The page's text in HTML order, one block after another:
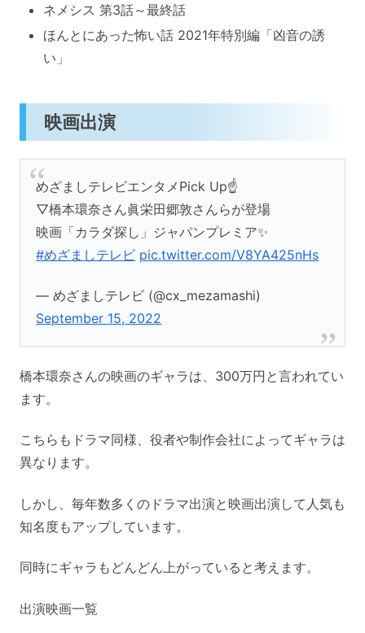
ネメシス 第3話～最終話
ほんとにあった怖い話 2021年特別編「凶音の誘
い」
映画出演
めざましテレビエンタメPick Up☝️
▽橋本環奈さん眞栄田郷敦さんらが登場
映画「カラダ探し」ジャパンプレミア✨
#めざましテレビ pic.twitter.com/V8YA425nHs
— めざましテレビ (@cx_mezamashi)
September 15, 2022
橋本環奈さんの映画のギャラは、300万円と言われてい
ます。
こちらもドラマ同様、役者や制作会社によってギャラは
異なります。
しかし、毎年数多くのドラマ出演と映画出演して人気も
知名度もアップしています。
同時にギャラもどんどん上がっていると考えます。
出演映画一覧